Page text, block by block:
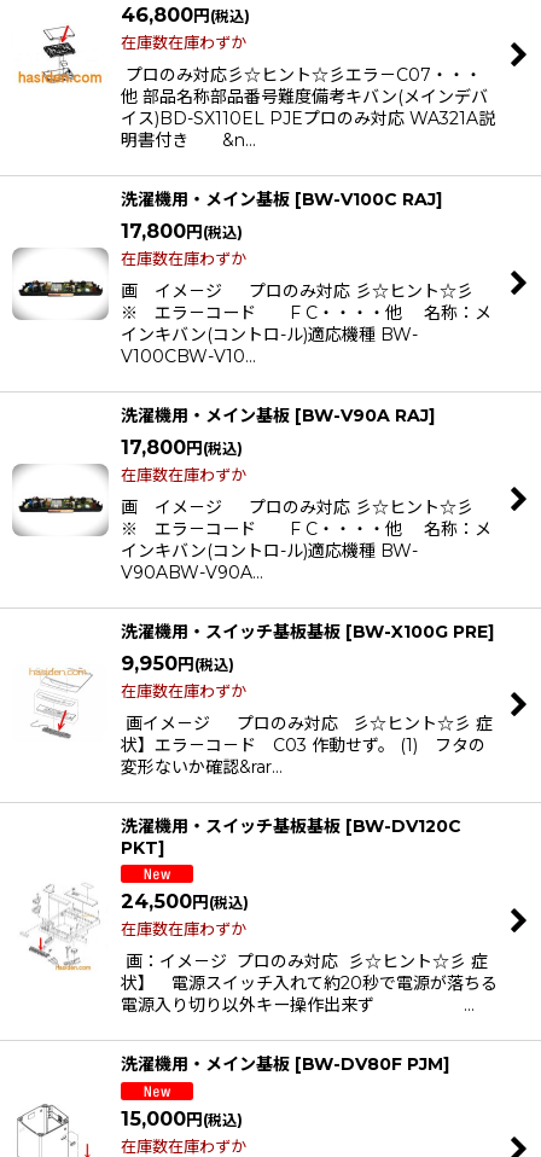
46,800円(税込)
在庫数在庫わずか
プロのみ対応彡☆ヒント☆彡エラ－C07・・・
他 部品名称部品番号難度備考キバン(メインデバ
イス)BD-SX110EL PJEプロのみ対応 WA321A説
明書付き &n…
洗濯機用・メイン基板 [BW-V100C RAJ]
17,800円(税込)
在庫数在庫わずか
画 イメ－ジ プロのみ対応 彡☆ヒント☆彡
※ エラ－コード F C・・・・他 名称：メ
インキバン(コントロ-ル)適応機種 BW-
V100CBW-V10…
洗濯機用・メイン基板 [BW-V90A RAJ]
17,800円(税込)
在庫数在庫わずか
画 イメ－ジ プロのみ対応 彡☆ヒント☆彡
※ エラ－コード F C・・・・他 名称：メ
インキバン(コントロ-ル)適応機種 BW-
V90ABW-V90A…
洗濯機用・スイッチ基板基板 [BW-X100G PRE]
9,950円(税込)
在庫数在庫わずか
画イメ－ジ プロのみ対応 彡☆ヒント☆彡 症
状】エラ－コ－ド C03 作動せず。 (1) フタの
変形ないか確認&rar…
洗濯機用・スイッチ基板基板 [BW-DV120C
PKT]
24,500円 (税込)
在庫数在庫わずか
画：イメ－ジ プロのみ対応 彡☆ヒント☆彡 症
状】 電源スイッチ入れて約20秒で電源が落ちる
電源入り切り以外キー操作出来ず …
洗濯機用・メイン基板 [BW-DV80F PJM]
15,000円 (税込)
在庫数在庫わずか